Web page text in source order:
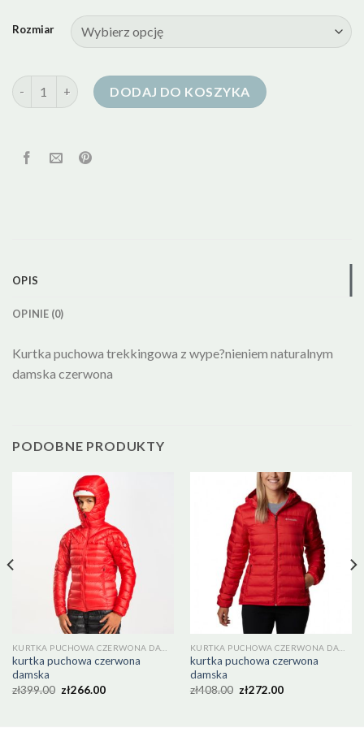
Rozmiar
ilość kurtka puchowa czerwona damska
DODAJ DO KOSZYKA
OPIS
OPINIE (0)
Kurtka puchowa trekkingowa z wype?nieniem naturalnym
damska czerwona
PODOBNE PRODUKTY
kurtka puchowa czerwona
damska
zł399.00 zł266.00
kurtka puchowa czerwona
damska
zł408.00 zł272.00